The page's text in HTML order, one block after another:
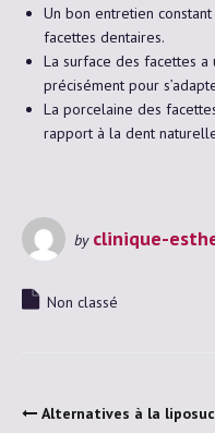
Un bon entretien
facettes dentaires.
La surface des facettes
précisément pour
La porcelaine des
rapport à la dent
by clinique-
Non classé
Alternatives à la